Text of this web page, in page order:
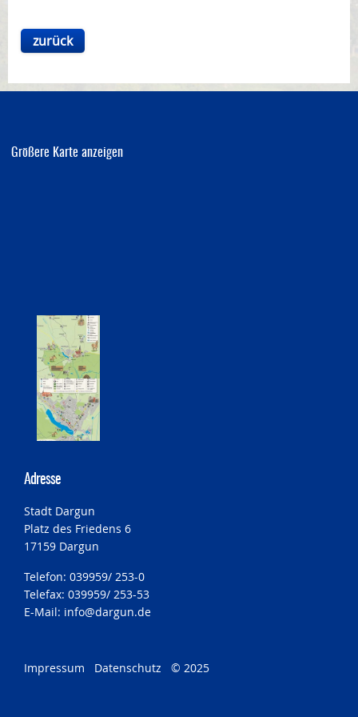
zurück
Größere Karte anzeigen
Adresse
Stadt Dargun
Platz des Friedens 6
17159 Dargun
Telefon: 039959/ 253-0
Telefax: 039959/ 253-53
E-Mail: info@dargun.de
Impressum Datenschutz © 2025